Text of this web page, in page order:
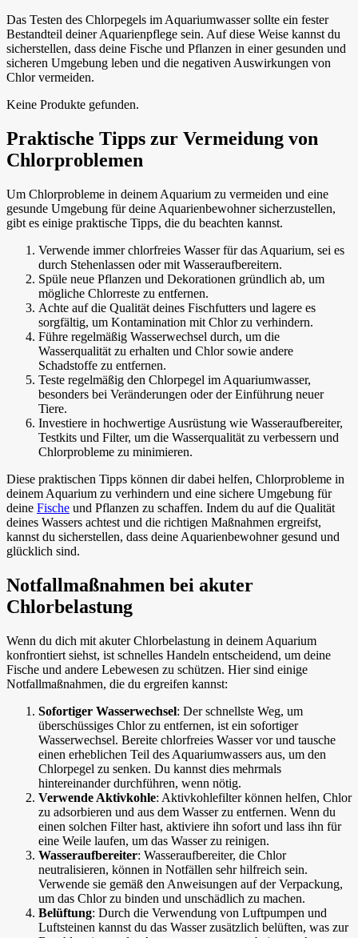
Das Testen des Chlorpegels im Aquariumwasser sollte ein fester
Bestandteil deiner Aquarienpflege sein. Auf diese Weise kannst du
sicherstellen, dass deine Fische und Pflanzen in einer gesunden und
sicheren Umgebung leben und die negativen Auswirkungen von
Chlor vermeiden.
Keine Produkte gefunden.
Praktische Tipps zur Vermeidung von
Chlorproblemen
Um Chlorprobleme in deinem Aquarium zu vermeiden und eine
gesunde Umgebung für deine Aquarienbewohner sicherzustellen,
gibt es einige praktische Tipps, die du beachten kannst.
Verwende immer chlorfreies Wasser für das Aquarium, sei es
durch Stehenlassen oder mit Wasseraufbereitern.
Spüle neue Pflanzen und Dekorationen gründlich ab, um
mögliche Chlorreste zu entfernen.
Achte auf die Qualität deines Fischfutters und lagere es
sorgfältig, um Kontamination mit Chlor zu verhindern.
Führe regelmäßig Wasserwechsel durch, um die
Wasserqualität zu erhalten und Chlor sowie andere
Schadstoffe zu entfernen.
Teste regelmäßig den Chlorpegel im Aquariumwasser,
besonders bei Veränderungen oder der Einführung neuer
Tiere.
Investiere in hochwertige Ausrüstung wie Wasseraufbereiter,
Testkits und Filter, um die Wasserqualität zu verbessern und
Chlorprobleme zu minimieren.
Diese praktischen Tipps können dir dabei helfen, Chlorprobleme in
deinem Aquarium zu verhindern und eine sichere Umgebung für
deine Fische und Pflanzen zu schaffen. Indem du auf die Qualität
deines Wassers achtest und die richtigen Maßnahmen ergreifst,
kannst du sicherstellen, dass deine Aquarienbewohner gesund und
glücklich sind.
Notfallmaßnahmen bei akuter
Chlorbelastung
Wenn du dich mit akuter Chlorbelastung in deinem Aquarium
konfrontiert siehst, ist schnelles Handeln entscheidend, um deine
Fische und andere Lebewesen zu schützen. Hier sind einige
Notfallmaßnahmen, die du ergreifen kannst:
Sofortiger Wasserwechsel: Der schnellste Weg, um
überschüssiges Chlor zu entfernen, ist ein sofortiger
Wasserwechsel. Bereite chlorfreies Wasser vor und tausche
einen erheblichen Teil des Aquariumwassers aus, um den
Chlorpegel zu senken. Du kannst dies mehrmals
hintereinander durchführen, wenn nötig.
Verwende Aktivkohle: Aktivkohlefilter können helfen, Chlor
zu adsorbieren und aus dem Wasser zu entfernen. Wenn du
einen solchen Filter hast, aktiviere ihn sofort und lass ihn für
eine Weile laufen, um das Wasser zu reinigen.
Wasseraufbereiter: Wasseraufbereiter, die Chlor
neutralisieren, können in Notfällen sehr hilfreich sein.
Verwende sie gemäß den Anweisungen auf der Verpackung,
um das Chlor zu binden und unschädlich zu machen.
Belüftung: Durch die Verwendung von Luftpumpen und
Luftsteinen kannst du das Wasser zusätzlich belüften, was zur